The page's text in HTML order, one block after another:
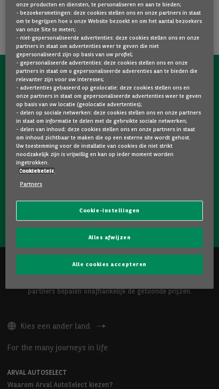
NEEM NU CONTACT OP MET ONS!
Een vraag?
Wij zijn er voor u.
Hebt u graag meer informatie over een model dat u
bevalt? Twijfelt u tussen twee tweedehandswagens?
Neem dan zeker contact op met ons. Wij staan klaar om
uw vragen te beantwoorden en u te helpen bij uw keuze.
NEEM CONTACT OP MET ONS!
partners bepalen onafhankelijk de getoonde prijzen.
Kies een ander land
For the many journeys in life
ARVAL AUTOSELECT
Waarom Arval AutoSelect kiezen?
onze producten en diensten, te personaliseren en aan te bieden;
- bezoekersmetingen: deze cookies stellen ons en onze partners in staat
om te begrijpen hoe u onze Website bezoekt en om het aantal bezoekers
van onze Site te meten;
- niet-gepersonaliseerde advertenties: deze cookies stellen ons en onze
partners in staat om advertenties weer te geven die niet
gepersonaliseerd zijn op basis van uw profiel;
- gepersonaliseerde advertenties: deze cookies stellen ons en onze
partners in staat om u gepersonaliseerde adverenties aan te bieden die
relevanter zijn voor uw interesses;
- advertenties gebaseerd op geolocatie: deze cookies stellen ons en
onze partners in staat om gepersonaliseerde advertenties weer te geven
op basis van uw locatie (geolocatie advertenties);
- delen op sociale netwerken: deze cookies stellen ons en onze partners
in staat om informatie te delen met de gebruikte sociale netwerken;
- delen van inhoud: deze cookies stellen ons en onze partners in staat
om inhoud zichtbaar te maken die op een externe site wordt gehost.
Uw toestemming voor de installatie van cookies die niet strikt
noodzakelijk zijn is vrijwillig en kan op ieder moment worden
ingetrokken.
Cookiebeleid
Partners
Cookie-instellingen
Alles afwijzen
Alle cookies accepteren